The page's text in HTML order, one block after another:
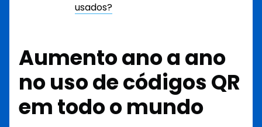
usados?
Aumento ano a ano
no uso de códigos QR
em todo o mundo